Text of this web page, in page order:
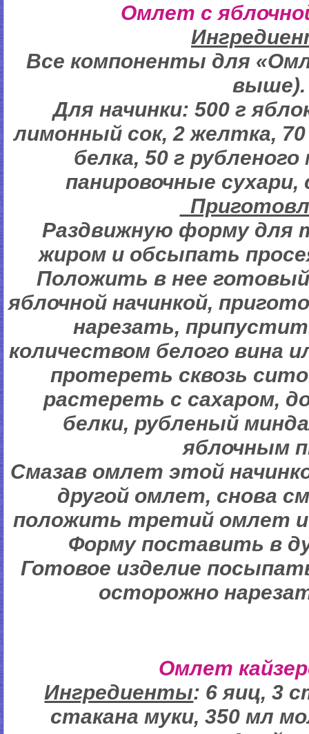
Омлет с
Все компоненты для
выше).
Для начинки: 500 г
лимонный сок, 2 желтка,
белка, 50 г
панировочные сухари,
Раздвижную форму для
жиром и обсыпать
Положить в нее
яблочной начинкой,
нарезать,
количеством белого вина
протереть сквозь
растереть с сахаром,
белки, рубленый
яблочным
Смазав омлет этой
другой омлет, снова
положить третий омлет и
Форму поставить в
Готовое изделие
осторожно
Омлет
Ингредиенты: 6 яиц, 3
стакана муки, 350 мл